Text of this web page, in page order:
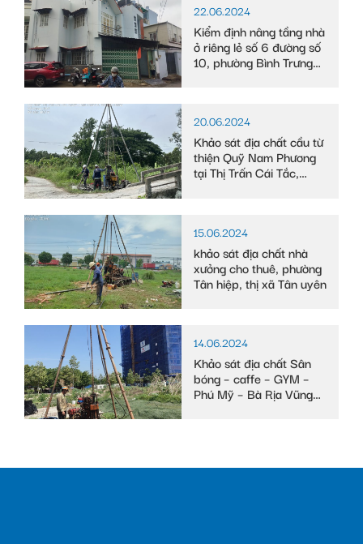
22.06.2024
Kiểm định nâng tầng nhà
ở riêng lẻ số 6 đường số
10, phường Bình Trưng
20.06.2024
Khảo sát địa chất cầu từ
thiện Quỹ Nam Phương
tại Thị Trấn Cái Tắc,
15.06.2024
khảo sát địa chất nhà
xưởng cho thuê, phường
Tân hiệp, thị xã Tân uyên
14.06.2024
Khảo sát địa chất Sân
bóng – caffe – GYM –
Phú Mỹ – Bà Rịa Vũng